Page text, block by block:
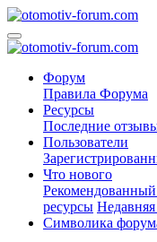
Форум
Правила Форума
Ресурсы
Последние
Пользователи
Что нового
Рекомендованный
ресурсы
Символика